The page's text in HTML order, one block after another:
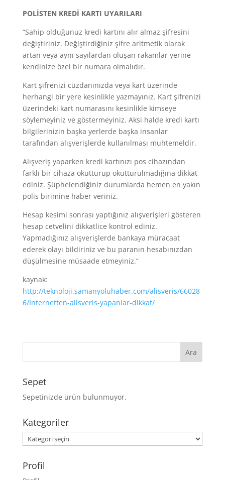
POLİSTEN KREDİ KARTI UYARILARI
“Sahip olduğunuz kredi kartını alır almaz şifresini
değiştiriniz. Değiştirdiğiniz şifre aritmetik olarak
artan veya aynı sayılardan oluşan rakamlar yerine
kendinize özel bir numara olmalıdır.
Kart şifrenizi cüzdanınızda veya kart üzerinde
herhangi bir yere kesinlikle yazmayınız. Kart şifrenizi
üzerindeki kart numarasını kesinlikle kimseye
söylemeyiniz ve göstermeyiniz. Aksi halde kredi kartı
bilgilerinizin başka yerlerde başka insanlar
tarafından alışverişlerde kullanılması muhtemeldir.
Alışveriş yaparken kredi kartınızı pos cihazından
farklı bir cihaza okutturup okutturulmadığına dikkat
ediniz. Şüphelendiğiniz durumlarda hemen en yakın
polis birimine haber veriniz.
Hesap kesimi sonrası yaptığınız alışverişleri gösteren
hesap cetvelini dikkatlice kontrol ediniz.
Yapmadığınız alışverişlerde bankaya müracaat
ederek olayı bildiriniz ve bu paranın hesabınızdan
düşülmesine müsaade etmeyiniz.”
kaynak:
http://teknoloji.samanyoluhaber.com/alisveris/66028
6/Internetten-alisveris-yapanlar-dikkat/
Sepet
Sepetinizde ürün bulunmuyor.
Kategoriler
Kategoriler
Profil